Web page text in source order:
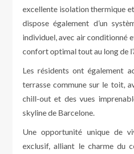
excellente isolation thermique
dispose également d’un
individuel, avec air conditionné
confort optimal tout au long de
Les résidents ont également
terrasse commune sur le toit,
chill-out et des vues
skyline de Barcelone.
Une opportunité unique de
exclusif, alliant le charme du